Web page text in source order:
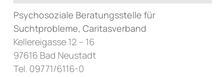
Psychosoziale Beratungsstelle für
Suchtprobleme, Caritasverband
Kellereigasse 12 – 16
97616 Bad Neustadt
Tel. 09771/6116-0